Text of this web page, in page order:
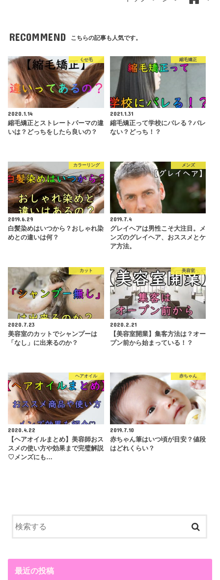
RECOMMEND こちらの記事も人気です。
くせ毛
2020.1.14
縮毛矯正とストレートパーマの違
いは？どっちをしたら良いの？
縮毛矯正
2021.1.31
縮毛矯正って学校にバレる？バレ
ない？どっち！？
カラーリング
2019.6.29
白髪染めはいつから？おしゃれ染
めとの違いは何？
メンズ
2019.7.4
グレイヘアは男性こそ大注目。メ
ンズのグレイヘア、おススメとケ
ア方法。
カット
2020.7.23
美容室のカットでシャンプーは
「なし」に出来るのか？
美容室
2020.2.21
【美容室開業】集客方法は？オー
プン前から始まっている！？
ヘアオイル
2020.4.22
【ヘアオイルまとめ】美容師おス
スメの使い方や効果まで完璧解説
♡メンズにも…
赤ちゃん
2019.7.10
赤ちゃん筆はいつ頃が目安？値段
はどれくらい？
最近の投稿